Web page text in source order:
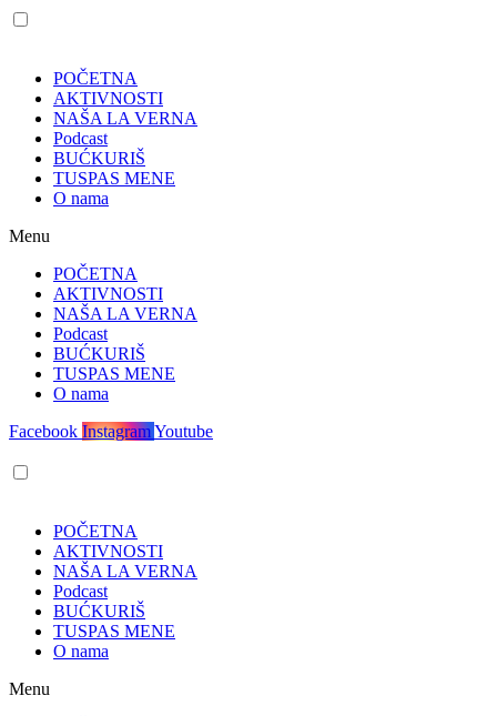
POČETNA
AKTIVNOSTI
NAŠA LA VERNA
Podcast
BUĆKURIŠ
TUSPAS MENE
O nama
Menu
POČETNA
AKTIVNOSTI
NAŠA LA VERNA
Podcast
BUĆKURIŠ
TUSPAS MENE
O nama
Facebook InstagramYoutube
POČETNA
AKTIVNOSTI
NAŠA LA VERNA
Podcast
BUĆKURIŠ
TUSPAS MENE
O nama
Menu